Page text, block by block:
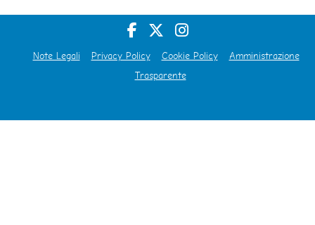
Note Legali Privacy Policy Cookie Policy
Amministrazione
Trasparente